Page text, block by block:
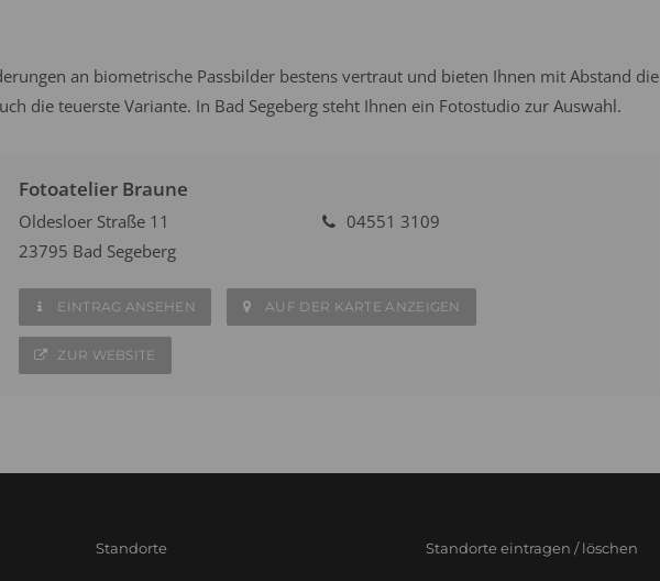
an biometrische Passbilder bestens vertraut und bieten Ihnen mit Abstand die
die teuerste Variante. In Bad Segeberg steht Ihnen ein Fotostudio zur Auswahl.
Fotoatelier Braune
Oldesloer Straße 11
23795 Bad Segeberg
04551 3109
EINTRAG ANSEHEN AUF DER KARTE ANZEIGEN
ZUR WEBSITE
Standorte Standorte eintragen / löschen